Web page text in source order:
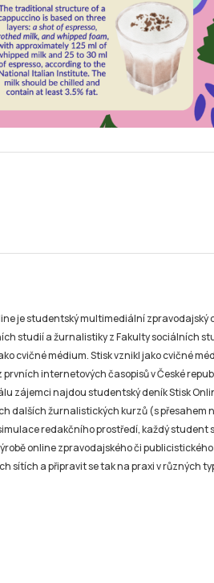
je studentský multimediální zpravodajský
studií a žurnalistiky z Fakulty sociálních
cvičné médium. Stisk vznikl jako cvičné
prvních internetových časopisů v České
zájemci najdou studentský deník Stisk
dalších žurnalistických kurzů (s přesahem
redakčního prostředí, každý student
online zpravodajského či
sítích a připravit se tak na praxi v různých